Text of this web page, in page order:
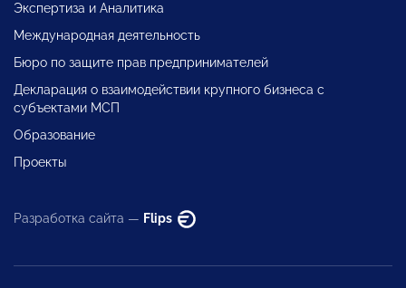
Экспертиза и Аналитика
Международная деятельность
Бюро по защите прав предпринимателей
Декларация о взаимодействии крупного бизнеса с
субъектами МСП
Образование
Проекты
Разработка сайта — Flips